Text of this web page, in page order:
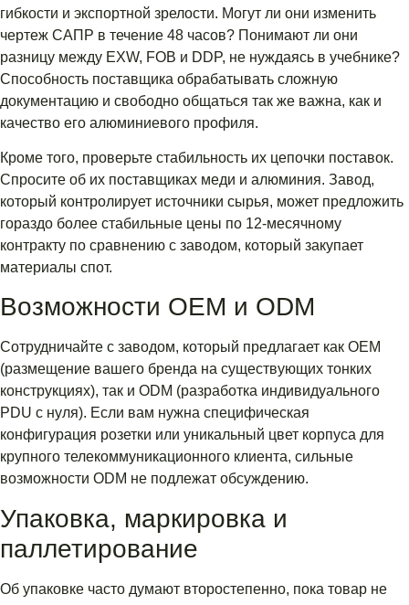
гибкости и экспортной зрелости. Могут ли они изменить
чертеж САПР в течение 48 часов? Понимают ли они
разницу между EXW, FOB и DDP, не нуждаясь в учебнике?
Способность поставщика обрабатывать сложную
документацию и свободно общаться так же важна, как и
качество его алюминиевого профиля.
Кроме того, проверьте стабильность их цепочки поставок.
Спросите об их поставщиках меди и алюминия. Завод,
который контролирует источники сырья, может предложить
гораздо более стабильные цены по 12-месячному
контракту по сравнению с заводом, который закупает
материалы спот.
Возможности OEM и ODM
Сотрудничайте с заводом, который предлагает как OEM
(размещение вашего бренда на существующих тонких
конструкциях), так и ODM (разработка индивидуального
PDU с нуля). Если вам нужна специфическая
конфигурация розетки или уникальный цвет корпуса для
крупного телекоммуникационного клиента, сильные
возможности ODM не подлежат обсуждению.
Упаковка, маркировка и
паллетирование
Об упаковке часто думают второстепенно, пока товар не